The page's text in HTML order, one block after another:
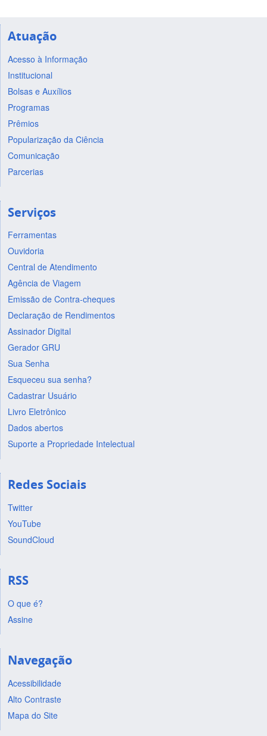
Atuação
Acesso à Informação
Institucional
Bolsas e Auxílios
Programas
Prêmios
Popularização da Ciência
Comunicação
Parcerias
Serviços
Ferramentas
Ouvidoria
Central de Atendimento
Agência de Viagem
Emissão de Contra-cheques
Declaração de Rendimentos
Assinador Digital
Gerador GRU
Sua Senha
Esqueceu sua senha?
Cadastrar Usuário
Livro Eletrônico
Dados abertos
Suporte a Propriedade Intelectual
Redes Sociais
Twitter
YouTube
SoundCloud
RSS
O que é?
Assine
Navegação
Acessibilidade
Alto Contraste
Mapa do Site